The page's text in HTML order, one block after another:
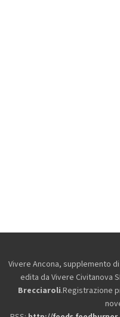
Vivere Ancona, supplemento
edita da Vivere Civitanova
Brecciaroli.Registrazione